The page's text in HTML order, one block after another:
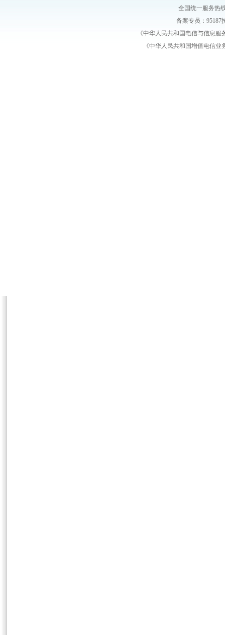
全国统一服务热
备案专员：95187
《中华人民共和国电信与信息
《中华人民共和国增值电信